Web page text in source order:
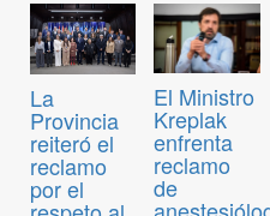
La
Provincia
reiteró el
reclamo
por el
El Ministro
Kreplak
enfrenta
reclamo
de